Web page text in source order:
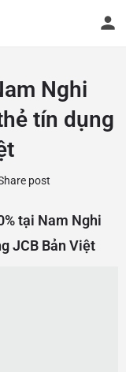
Nghi
tín dụng
post
tại Nam Nghi
JCB Bản Việt